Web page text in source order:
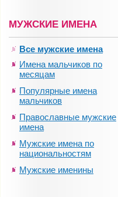
МУЖСКИЕ ИМЕНА
Все мужские имена
Имена мальчиков по
месяцам
Популярные имена
мальчиков
Православные мужские
имена
Мужские имена по
национальностям
Мужские именины